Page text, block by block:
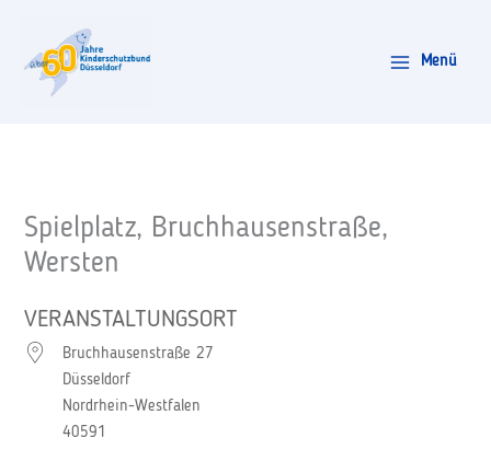
springen
Menü
Spielplatz, Bruchhausenstraße,
Wersten
VERANSTALTUNGSORT
Bruchhausenstraße 27
Düsseldorf
Nordrhein-Westfalen
40591